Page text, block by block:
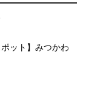
ット】みつかわ